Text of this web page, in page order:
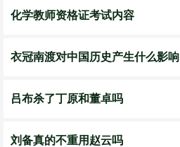
化学教师资格证考试内容
衣冠南渡对中国历史产生什么影响
吕布杀了丁原和董卓吗
刘备真的不重用赵云吗